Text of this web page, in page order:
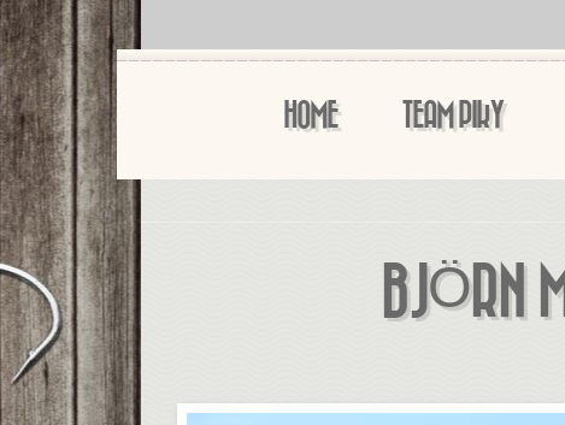
HOME TEAM PIKY
BJÖRN